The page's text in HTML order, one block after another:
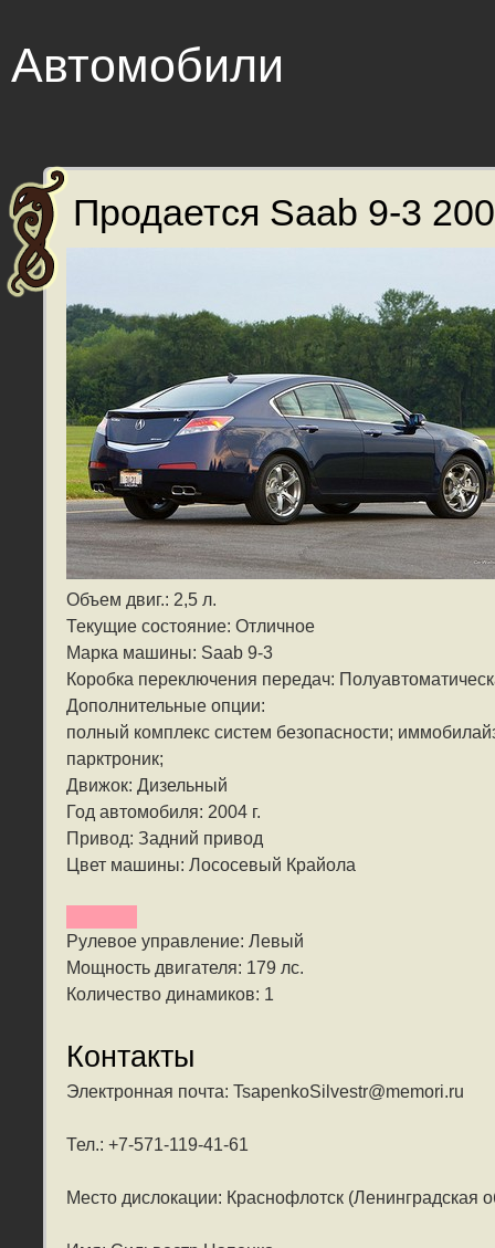
Автомобили
Продается Saab 9-3
Объем двиг.: 2,5 л.
Текущие состояние: Отличное
Марка машины: Saab 9-3
Коробка переключения передач:
Дополнительные опции:
полный комплекс систем безопасности;
парктроник;
Движок: Дизельный
Год автомобиля: 2004 г.
Привод: Задний привод
Цвет машины: Лососевый Крайола
Рулевое управление: Левый
Мощность двигателя: 179 лс.
Количество динамиков: 1
Контакты
Электронная почта: TsapenkoSilvestr@memori.ru
Тел.: +7-571-119-41-61
Место дислокации: Краснофлотск (Ленинградская